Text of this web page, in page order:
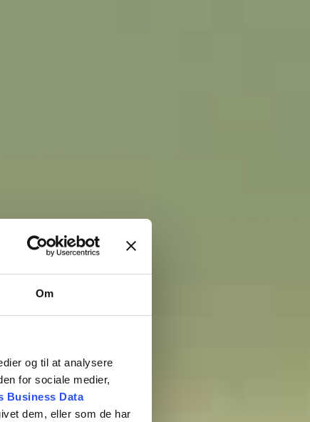
Om
og til at analysere
for sociale medier,
Business Data
dem, eller som de har